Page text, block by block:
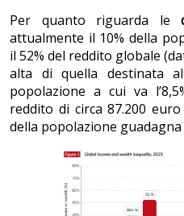
Per quanto riguarda le
attualmente il 10% della
il 52% del reddito globale
alta di quella destinata
popolazione a cui va
reddito di circa 87.200
della popolazione guadagna